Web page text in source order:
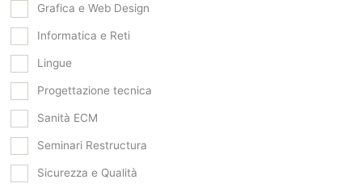
Grafica e Web Design
Informatica e Reti
Lingue
Progettazione tecnica
Sanità ECM
Seminari Restructura
Sicurezza e Qualità